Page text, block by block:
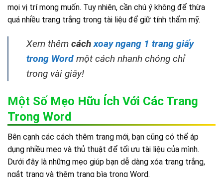
mọi vị trí mong muốn. Tuy nhiên, cần chú ý không để thừa
quá nhiều trang trắng trong tài liệu để giữ tính thẩm mỹ.
Xem thêm cáchxoay ngang 1 trang giấy
trong Word một cách nhanh chóng chỉ
trong vài giây!
Một Số Mẹo Hữu Ích Với Các Trang
Trong Word
Bên cạnh các cách thêm trang mới, bạn cũng có thể áp
dụng nhiều mẹo và thủ thuật để tối ưu tài liệu của mình.
Dưới đây là những mẹo giúp bạn dễ dàng xóa trang trắng,
ngắt trang và thêm trang bìa trong Word.